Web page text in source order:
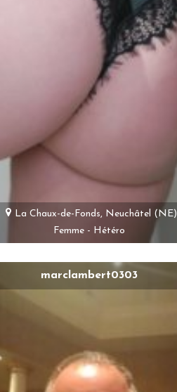
La Chaux-de-Fonds, Neuchâtel (NE)
Femme - Hétéro
marclambert0303